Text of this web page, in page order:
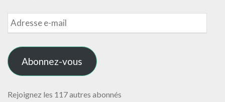
Adresse
e-
mail
Abonnez-vous
Rejoignez les 117 autres abonnés